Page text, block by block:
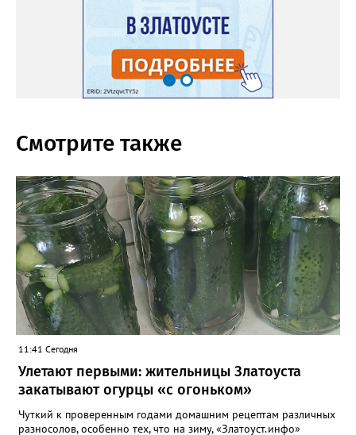
Смотрите также
11:41 Сегодня
Улетают первыми: жительницы Златоуста
закатывают огурцы «с огоньком»
Чуткий к проверенным годами домашним рецептам различных
разносолов, особенно тех, что на зиму, «Златоуст.инфо»